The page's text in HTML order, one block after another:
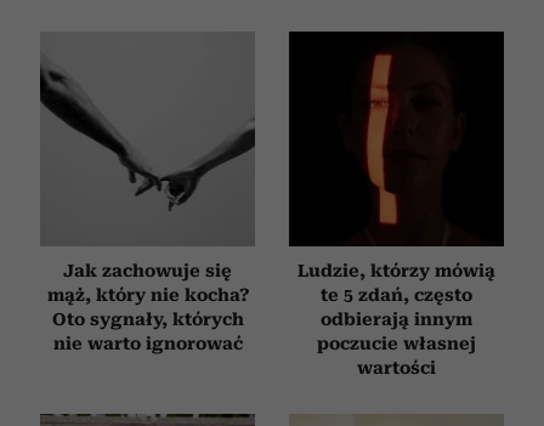
Jak zachowuje się
mąż, który nie kocha?
Oto sygnały, których
nie warto ignorować
Ludzie, którzy mówią
te 5 zdań, często
odbierają innym
poczucie własnej
wartości